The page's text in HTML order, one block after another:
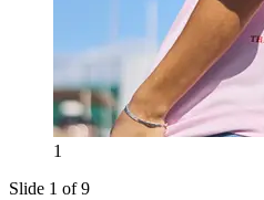
1
Slide 1 of 9